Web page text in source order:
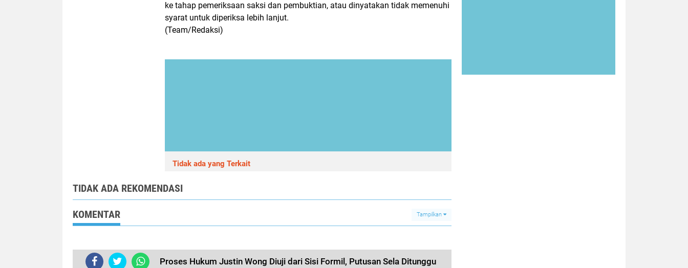
ke tahap pemeriksaan saksi dan pembuktian, atau dinyatakan tidak memenuhi
syarat untuk diperiksa lebih lanjut.
(Team/Redaksi)
Tidak ada yang Terkait
TIDAK ADA REKOMENDASI
KOMENTAR Tampilkan
Proses Hukum Justin Wong Diuji dari Sisi Formil, Putusan Sela Ditunggu